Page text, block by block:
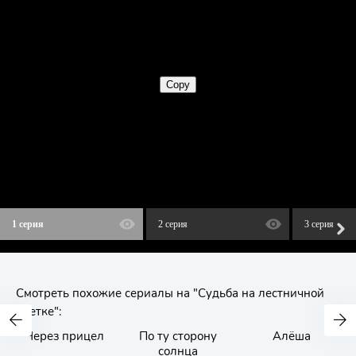
1 серия 2 серия 3 серия
Смотреть похожие сериалы на "Судьба на лестничной
клетке":
Через прицел
По ту сторону
солнца
Алёша